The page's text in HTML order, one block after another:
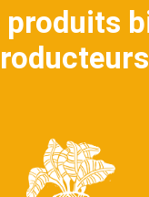
produits